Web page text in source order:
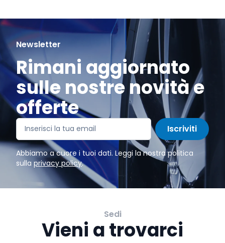
Newsletter
Rimani aggiornato
sulle nostre novità e
offerte
Iscriviti
Abbiamo a cuore i tuoi dati. Leggi la nostra politica
sulla privacy policy.
Sedi
Vieni a trovarci